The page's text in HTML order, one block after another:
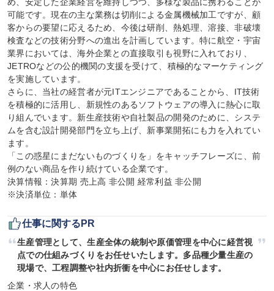
可能です。現在の主な業務は切削による金属機械加工ですが、顧
客からの要望に応えるため、今後は研削、熱処理、溶接、非破壊
検査などの技術分野への進出を計画しています。特に航空・宇宙
業界においては、海外企業との直接取引も視野に入れており、
JETROなどの公的機関の支援を受けて、積極的なマーケティング
を実施しています。
さらに、当社の経営者が元ITエンジニアであることから、IT技術
を積極的に活用し、新規性のあるソフトウェアの導入に熱心に取
り組んでいます。新生産技術や自社製品の開発のために、システ
ムを含む設計開発部門を立ち上げ、新事業開拓にも力を入れてい
ます。
「この惑星にまだないものづくりを」をキャッチフレーズに、前
例のない商品を作り続けている企業です。
決算情報：決算期 売上高 非公開 経常利益 非公開
※決済単位：単体
仕事に関するPR
生産管理として、生産全体の統制や原価管理を中心に経営視
点での仕組みづくりをお任せいたします。多品種少量生産の
現場で、工程調整や社内折衝を中心にお任せします。
企業・求人の特色